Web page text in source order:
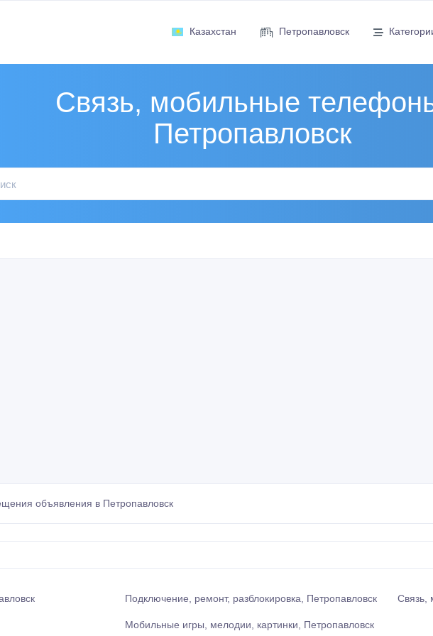
Казахстан Петропавловск
Связь, мобильные
Петропавловск
объявления в Петропавловск
Подключение, ремонт, разблокировка, Петропавловск
Мобильные игры, мелодии, картинки, Петропавловск
Связь,